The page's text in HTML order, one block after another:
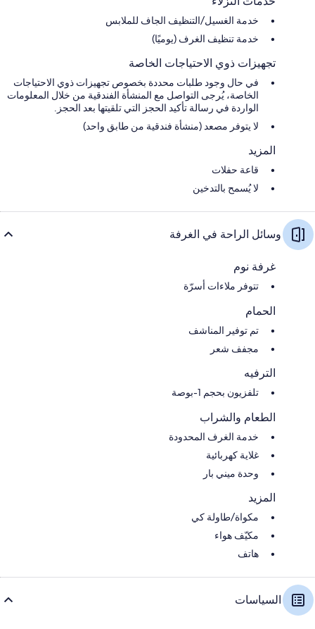
خدمة الغسيل/التنظيف الجاف للملابس
خدمة تنظيف الغرف (يوميًا)
تجهيزات ذوي الاحتياجات الخاصة
في حال وجود طلبات محددة بخصوص تجهيزات ذوي الاحتياجات
الخاصة، يُرجى التواصل مع المنشأة الفندقية من خلال المعلومات
الواردة في رسالة تأكيد الحجز التي تلقيتها بعد الحجز.
لا يتوفر مصعد (منشأة فندقية من طابق واحد)
المزيد
قاعة حفلات
لا يُسمح بالتدخين
وسائل الراحة في الغرفة
غرفة نوم
تتوفر ملاءات أسرّة
الحمام
تم توفير المناشف
مجفف شعر
الترفيه
تلفزيون بحجم 1-بوصة
الطعام والشراب
خدمة الغرف المحدودة
غلاية كهربائية
وحدة ميني بار
المزيد
مكواة/طاولة كي
مكيّف هواء
هاتف
السياسات